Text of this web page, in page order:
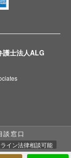
護士法人ALG
窓口
イン法律相談可能